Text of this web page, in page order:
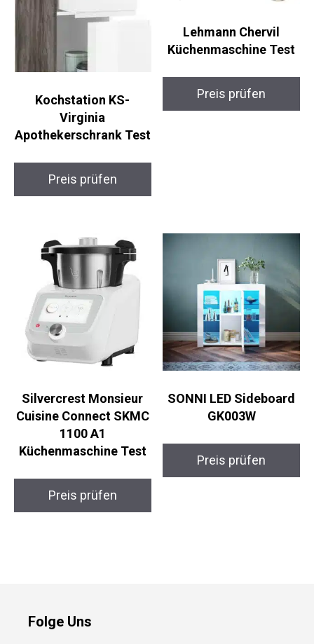
Kochstation KS-
Virginia
Apothekerschrank Test
Preis prüfen
Lehmann Chervil
Küchenmaschine Test
Preis prüfen
Silvercrest Monsieur
Cuisine Connect SKMC
1100 A1
Küchenmaschine Test
Preis prüfen
SONNI LED Sideboard
GK003W
Preis prüfen
Folge Uns